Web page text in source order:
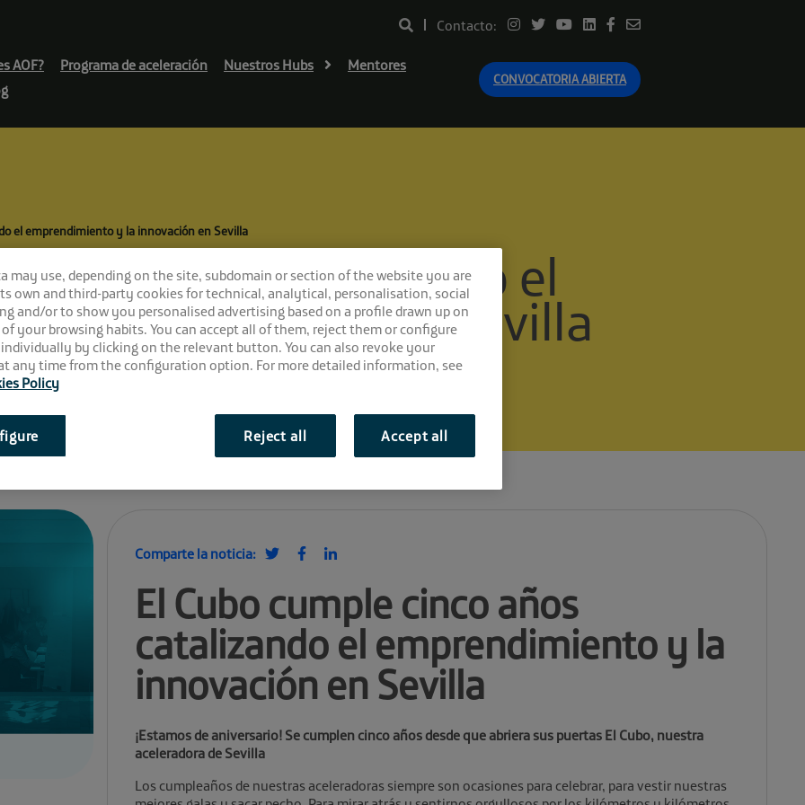
Contacto:
AOF? Programa de aceleración Nuestros Hubs
Mentores
CONVOCATORIA ABIERTA
el emprendimiento y la innovación en Sevilla
años catalizando el
la innovación en Sevilla
Comparte la noticia:
El Cubo cumple cinco años
catalizando el emprendimiento y la
innovación en Sevilla
¡Estamos de aniversario! Se cumplen cinco años desde que abriera sus puertas El Cubo, nuestra
aceleradora de Sevilla
Los cumpleaños de nuestras aceleradoras siempre son ocasiones para celebrar, para vestir nuestras
may use, depending on the site, subdomain or section of the website you are
own and third-party cookies for technical, analytical, personalisation, social
and/or to show you personalised advertising based on a profile drawn up on
your browsing habits. You can accept all of them, reject them or configure
by clicking on the relevant button. You can also revoke your
any time from the configuration option. For more detailed information, see
Policy
Reject all Accept all